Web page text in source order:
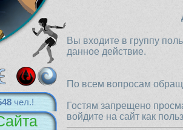
чел.!
Вы входите в группу
данное действие.
По всем вопросам
Гостям запрещено
войдите на сайт как